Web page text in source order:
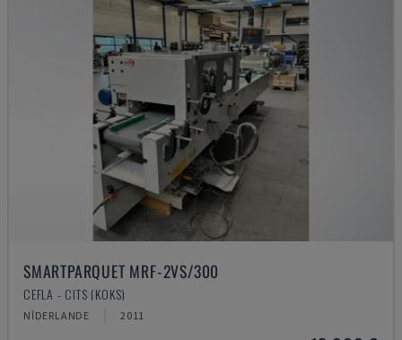
SMARTPARQUET MRF-2VS/300
CEFLA - CITS (KOKS)
NĪDERLANDE 2011